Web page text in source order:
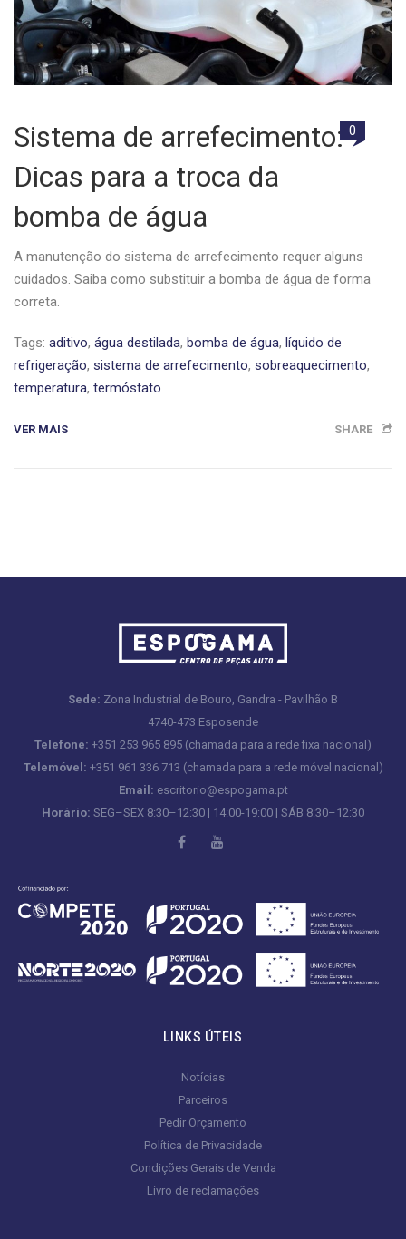
Sistema de arrefecimento:
Dicas para a troca da
bomba de água
0
A manutenção do sistema de arrefecimento requer alguns
cuidados. Saiba como substituir a bomba de água de forma
correta.
Tags: aditivo, água destilada, bomba de água, líquido de
refrigeração, sistema de arrefecimento, sobreaquecimento,
temperatura, termóstato
VER MAIS SHARE
Sede: Zona Industrial de Bouro, Gandra - Pavilhão B
4740-473 Esposende
Telefone: +351 253 965 895 (chamada para a rede fixa nacional)
Telemóvel: +351 961 336 713 (chamada para a rede móvel nacional)
Email: escritorio@espogama.pt
Horário: SEG–SEX 8:30–12:30 | 14:00-19:00 | SÁB 8:30–12:30
LINKS ÚTEIS
Notícias
Parceiros
Pedir Orçamento
Política de Privacidade
Condições Gerais de Venda
Livro de reclamações